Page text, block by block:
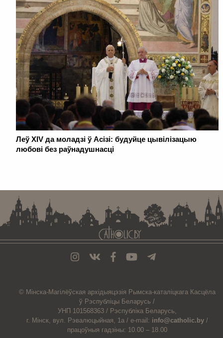
Леў XIV да моладзі ў Асізі: будуйце цывілізацыю
любові без раўнадушнасці
© Мiнска-Магiлёўская архiдыяцэзiя Рымска-каталіцкага Касцёла
ў Рэспубліцы Беларусь /
УНП 101568363 / Рэспубліка Беларусь,
г. Мінск, вул. Рэвалюцыйная, 1а / e-mail: info@catholic.by /
працоўныя гадзіны: 10.00 – 18.00